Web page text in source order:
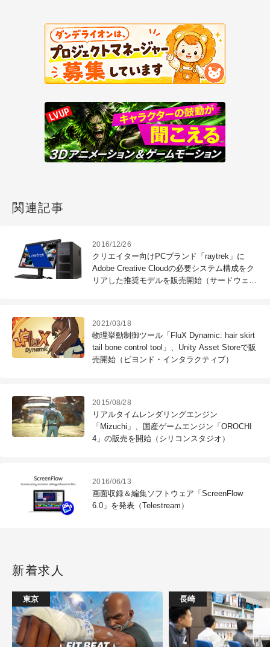
関連記事
2016/12/26
クリエイター向けPCブランド「raytrek」に
Adobe Creative Cloudの必要システム構成をク
リアした推奨モデルを販売開始（サードウェー
2021/03/18
物理挙動制御ツール「FluX Dynamic: hair skirt
tail bone control tool」、Unity Asset Storeで販
売開始（ビヨンド・インタラクティブ）
2015/08/28
リアルタイムレンダリングエンジン
「Mizuchi」、国産ゲームエンジン「OROCHI
4」の販売を開始（シリコンスタジオ）
2016/06/13
画面収録＆編集ソフトウェア「ScreenFlow
6.0」を発表（Telestream）
新着求人
東京 長崎